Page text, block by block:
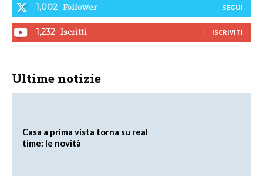
1,002 Follower SEGUI
1,232 Iscritti ISCRIVITI
Ultime notizie
Casa a prima vista torna su real
time: le novità